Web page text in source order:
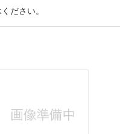
ださい。